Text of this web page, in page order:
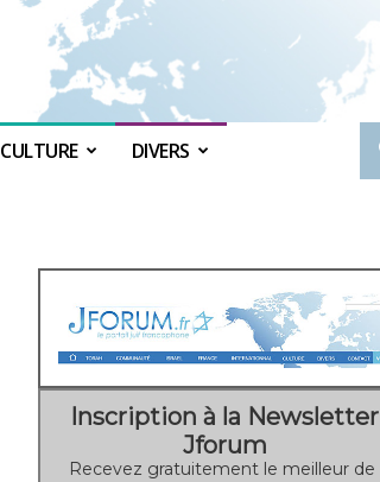
CULTURE DIVERS
Inscription à la Newsletter
Jforum
Recevez gratuitement le meilleur de